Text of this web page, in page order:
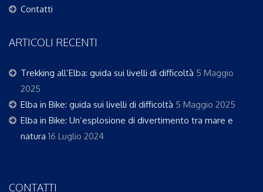
Contatti
ARTICOLI RECENTI
Trekking all’Elba: guida sui livelli di difficoltà 5 Maggio
2025
Elba in Bike: guida sui livelli di difficoltà 5 Maggio 2025
Elba in Bike: Un’esplosione di divertimento tra mare e
natura 16 Luglio 2024
CONTATTI